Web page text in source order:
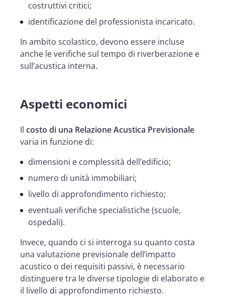
costruttivi critici;
identificazione del professionista incaricato.
In ambito scolastico, devono essere incluse
anche le verifiche sul tempo di riverberazione e
sull’acustica interna.
Aspetti economici
Il costo di una Relazione Acustica Previsionale
varia in funzione di:
dimensioni e complessità dell’edificio;
numero di unità immobiliari;
livello di approfondimento richiesto;
eventuali verifiche specialistiche (scuole,
ospedali).
Invece, quando ci si interroga su quanto costa
una valutazione previsionale dell’impatto
acustico o dei requisiti passivi, è necessario
distinguere tra le diverse tipologie di elaborato e
il livello di approfondimento richiesto.